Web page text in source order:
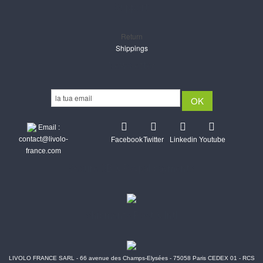
Return
Shippings
Email :
contact@livolo-
france.com
FacebookTwitter Linkedin Youtube
LIVOLO FRANCE SARL - 66 avenue des Champs-Elysées - 75058 Paris CEDEX 01 - RCS